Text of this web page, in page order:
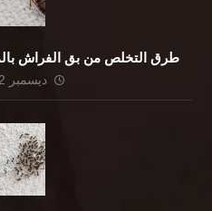
طرق التخلص من بق الفراش
ديسمبر 2, 2025